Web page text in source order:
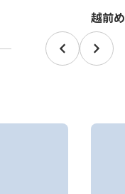
越前